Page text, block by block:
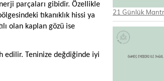
parçaları gibidir. Özellikle
tıkanıklık hissi ya
olan kaplan gözü ise
edilir. Teninize değdiğinde iyi
21 Günlük